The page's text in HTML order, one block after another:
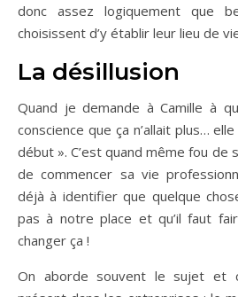
donc assez logiquement que
choisissent d’y établir leur lieu de
La désillusion
Quand je demande à Camille à
conscience que ça n’allait plus…
début ». C’est quand même fou de
de commencer sa vie
déjà à identifier que quelque
pas à notre place et qu’il faut
changer ça !
On aborde souvent le sujet et